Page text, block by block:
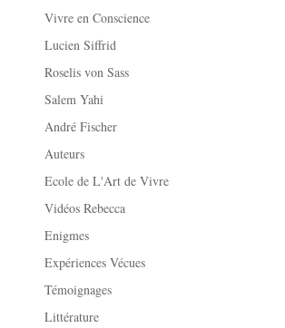
Vivre en Conscience
Lucien Siffrid
Roselis von Sass
Salem Yahi
André Fischer
Auteurs
Ecole de L'Art de Vivre
Vidéos Rebecca
Enigmes
Expériences Vécues
Témoignages
Littérature